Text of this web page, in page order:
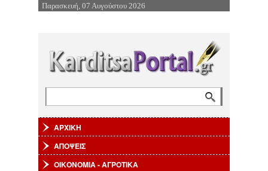
Επιστροφή στην Πλοήγηση
Παρασκευή, 07 Αυγούστου 2026
ΑΡΧΙΚΗ
ΑΠΟΨΕΙΣ
ΟΙΚΟΝΟΜΙΑ - ΑΓΡΟΤΙΚΑ